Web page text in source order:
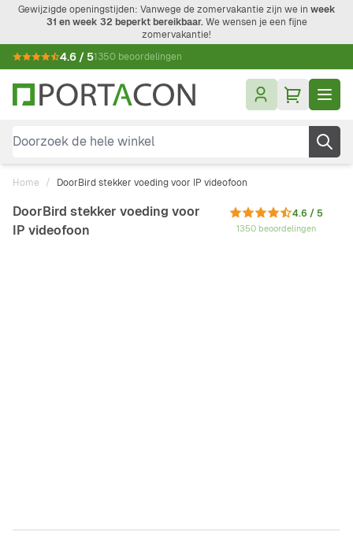
Ga naar de inhoud
Gewijzigde openingstijden: Vanwege de zomervakantie zijn we in week
31 en week 32 beperkt bereikbaar.We wensen je een fijne
zomervakantie!
4.6 / 51350 beoordelingen
Doorzoek de hele winkel
Home / DoorBird stekker voeding voor IP videofoon
DoorBird stekker voeding voor
IP videofoon
4.6 / 5
1350 beoordelingen